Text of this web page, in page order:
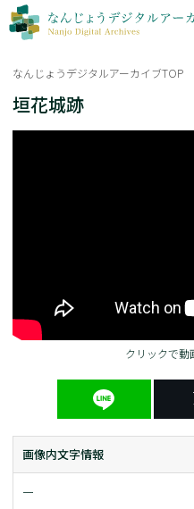
なんじょうデジタルアーカイブTOP
垣花城跡
クリックで動
画像内文字情報
ー